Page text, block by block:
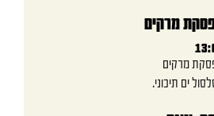
מרקים
מרקים
ים תיכוני.